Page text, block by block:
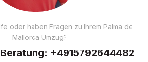
oder haben Fragen zu Ihrem Palma de
Mallorca Umzug?
+4915792644482